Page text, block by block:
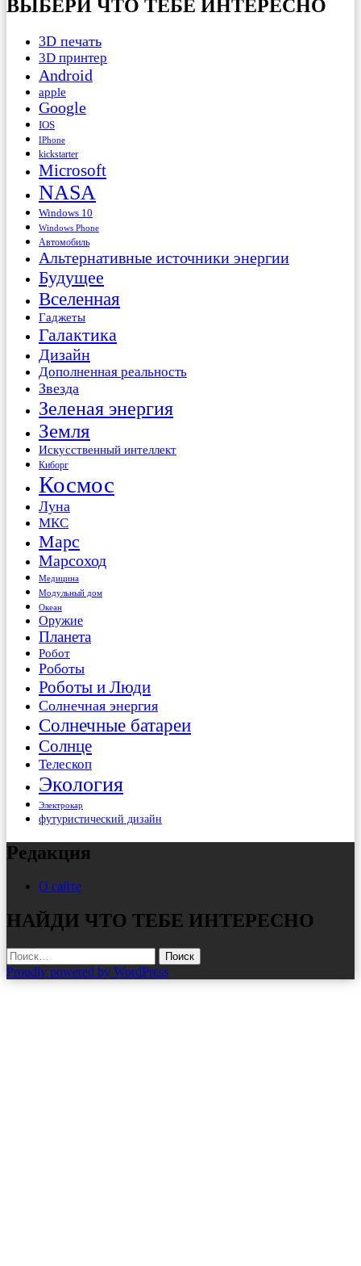
ВЫБЕРИ ЧТО ТЕБЕ ИНТЕРЕСНО
3D печать
3D принтер
Android
apple
Google
IOS
IPhone
kickstarter
Microsoft
NASA
Windows 10
Windows Phone
Автомобиль
Альтернативные источники энергии
Будущее
Вселенная
Гаджеты
Галактика
Дизайн
Дополненная реальность
Звезда
Зеленая энергия
Земля
Искусственный интеллект
Киборг
Космос
Луна
МКС
Марс
Марсоход
Медицина
Модульный дом
Океан
Оружие
Планета
Робот
Роботы
Роботы и Люди
Солнечная энергия
Солнечные батареи
Солнце
Телескоп
Экология
Электрокар
футуристический дизайн
Редакция
О сайте
НАЙДИ ЧТО ТЕБЕ ИНТЕРЕСНО
Найти:
Proudly powered by WordPress